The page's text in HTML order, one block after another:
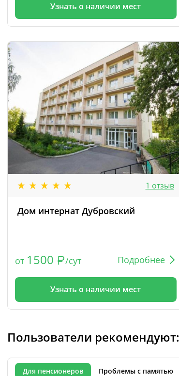
Узнать о наличии мест
1 отзыв
Дом интернат Дубровский
от 1500 /сут Подробнее
Узнать о наличии мест
Пользователи рекомендуют:
Для пенсионеров Проблемы с памятью